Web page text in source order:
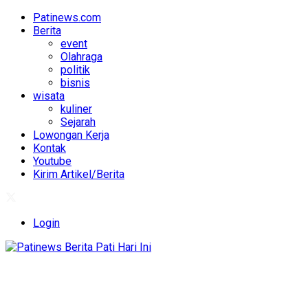
Patinews.com
Berita
event
Olahraga
politik
bisnis
wisata
kuliner
Sejarah
Lowongan Kerja
Kontak
Youtube
Kirim Artikel/Berita
Login